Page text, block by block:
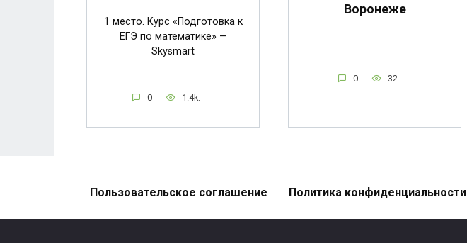
1 место. Курс «Подготовка к
ЕГЭ по математике» —
Skysmart
0 1.4k.
Воронеже
0 32
Пользовательское соглашение Политика конфиденциальности